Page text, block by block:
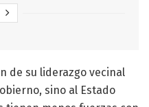
de su liderazgo vecinal
sino al Estado